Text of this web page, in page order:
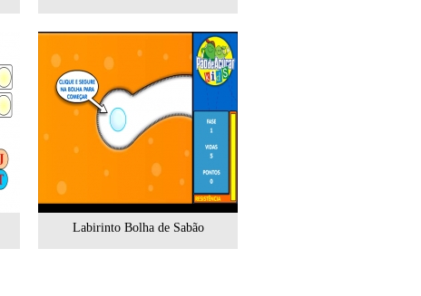
Labirinto Bolha de Sabão